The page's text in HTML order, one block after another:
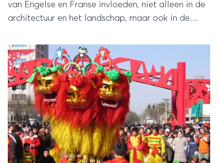
van Engelse en Franse invloeden, niet alleen in de
architectuur en het landschap, maar ook in de